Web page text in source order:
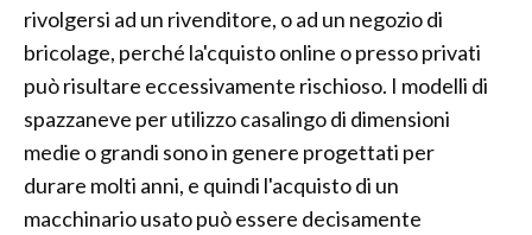
rivolgersi ad un rivenditore, o ad un negozio di
bricolage, perché la'cquisto online o presso privati
può risultare eccessivamente rischioso. I modelli di
spazzaneve per utilizzo casalingo di dimensioni
medie o grandi sono in genere progettati per
durare molti anni, e quindi l'acquisto di un
macchinario usato può essere decisamente